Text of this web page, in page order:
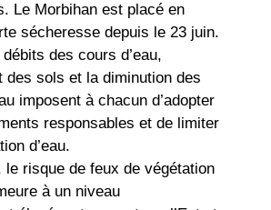
Le Morbihan est placé en
sécheresse depuis le 23 juin.
des cours d’eau,
des sols et la diminution des
imposent à chacun d’adopter
responsables et de limiter
d’eau.
le risque de feux de végétation
à un niveau